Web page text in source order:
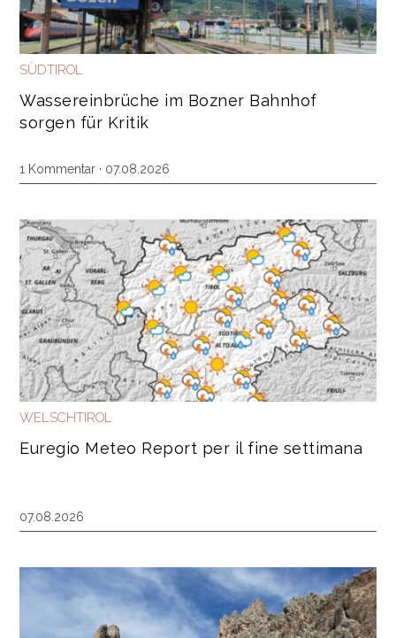
SÜDTIROL
Wassereinbrüche im Bozner Bahnhof
sorgen für Kritik
1 Kommentar · 07.08.2026
WELSCHTIROL
Euregio Meteo Report per il fine settimana
07.08.2026